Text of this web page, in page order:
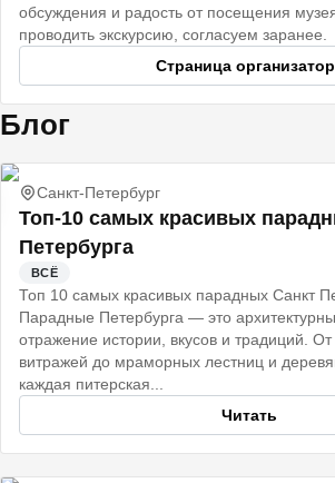
обсуждения и радость от посещения
проводить экскурсию, согласуем заранее.
Страница
Блог
Санкт-Петербург
Топ-10 самых красивых
Петербурга
ВСЁ
Топ 10 самых красивых парадных Санкт
Парадные Петербурга — это
отражение истории, вкусов и традиций.
витражей до мраморных лестниц и
каждая питерская...
Читать